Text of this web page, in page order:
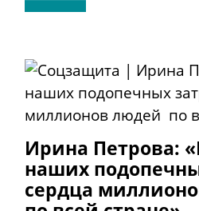
Ирина Петрова:
наших
сердца